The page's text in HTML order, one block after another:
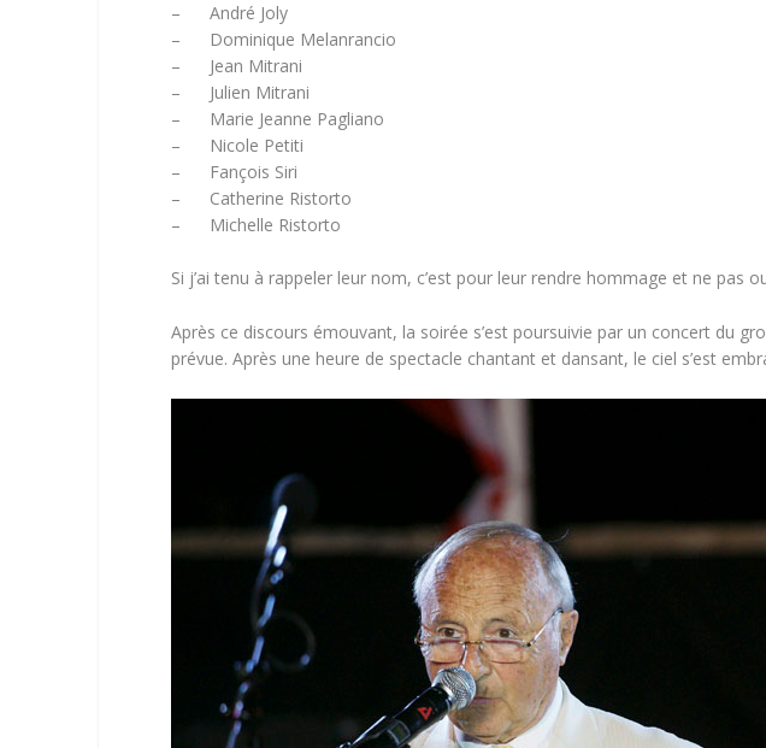
– André Joly
– Dominique Melanrancio
– Jean Mitrani
– Julien Mitrani
– Marie Jeanne Pagliano
– Nicole Petiti
– Fançois Siri
– Catherine Ristorto
– Michelle Ristorto
Si j’ai tenu à rappeler leur nom, c’est pour leur rendre hommage et ne
Après ce discours émouvant, la soirée s’est poursuivie par un concert du
prévue. Après une heure de spectacle chantant et dansant, le ciel s’est